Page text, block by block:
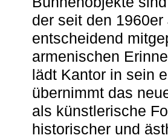
der seit den
entscheidend
armenischen
lädt Kantor in sein
übernimmt das
als künstlerische
historischer und